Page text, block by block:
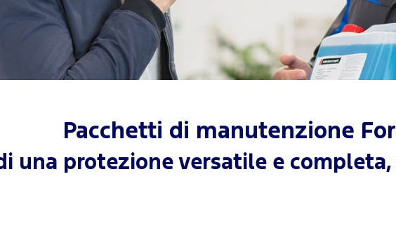
Pacchetti di manutenzione
una protezione versatile e